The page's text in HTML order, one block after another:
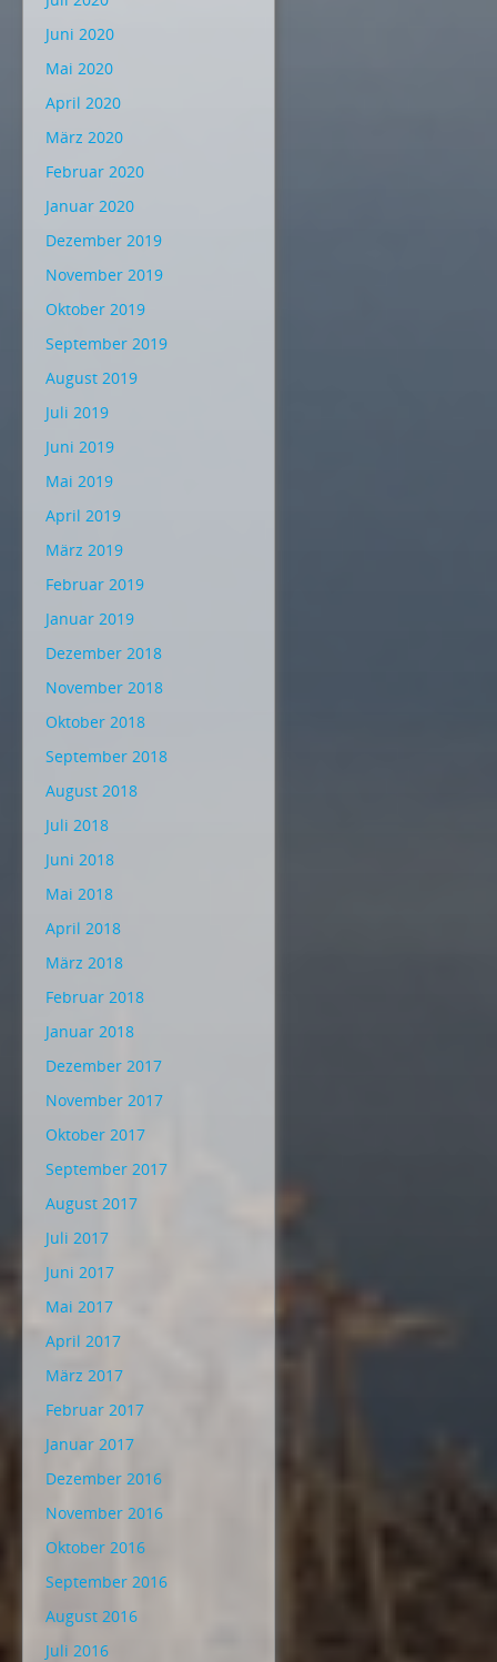
Juni 2020
Mai 2020
April 2020
März 2020
Februar 2020
Januar 2020
Dezember 2019
November 2019
Oktober 2019
September 2019
August 2019
Juli 2019
Juni 2019
Mai 2019
April 2019
März 2019
Februar 2019
Januar 2019
Dezember 2018
November 2018
Oktober 2018
September 2018
August 2018
Juli 2018
Juni 2018
Mai 2018
April 2018
März 2018
Februar 2018
Januar 2018
Dezember 2017
November 2017
Oktober 2017
September 2017
August 2017
Juli 2017
Juni 2017
Mai 2017
April 2017
März 2017
Februar 2017
Januar 2017
Dezember 2016
November 2016
Oktober 2016
September 2016
August 2016
Juli 2016